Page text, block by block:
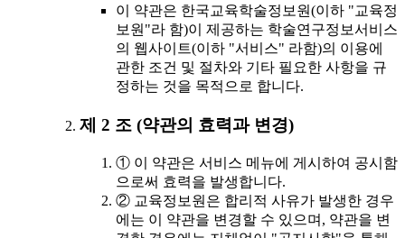
이 약관은 한국교육학술정보원(이하 "교육정
보원"라 함)이 제공하는 학술연구정보서비스
의 웹사이트(이하 "서비스" 라함)의 이용에
관한 조건 및 절차와 기타 필요한 사항을 규
정하는 것을 목적으로 합니다.
제 2 조 (약관의 효력과 변경)
① 이 약관은 서비스 메뉴에 게시하여 공시함
으로써 효력을 발생합니다.
② 교육정보원은 합리적 사유가 발생한 경우
에는 이 약관을 변경할 수 있으며, 약관을 변